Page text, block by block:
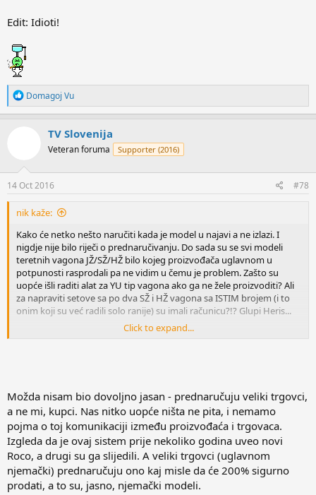
Edit: Idioti!
R
e
a
n
s
Domagoj Vu
TV Slovenija
Veteran foruma Supporter (2016)
14 Oct 2016 #78
nik kaže:
Kako će netko nešto naručiti kada je model u najavi a ne izlazi. I
nigdje nije bilo riječi o prednaručivanju. Do sada su se svi modeli
teretnih vagona JŽ/SŽ/HŽ bilo kojeg proizvođača uglavnom u
potpunosti rasprodali pa ne vidim u čemu je problem. Zašto su
uopće išli raditi alat za YU tip vagona ako ga ne žele proizvoditi? Ali
za napraviti setove sa po dva SŽ i HŽ vagona sa ISTIM brojem (i to
onim koji su već radili solo ranije) su imali računicu?!? Glupi Heris...
Click to expand...
Možda nisam bio dovoljno jasan - prednaručuju veliki trgovci,
a ne mi, kupci. Nas nitko uopće ništa ne pita, i nemamo
pojma o toj komunikaciji između proizvođaća i trgovaca.
Izgleda da je ovaj sistem prije nekoliko godina uveo novi
Roco, a drugi su ga slijedili. A veliki trgovci (uglavnom
njemački) prednaručuju ono kaj misle da će 200% sigurno
prodati, a to su, jasno, njemački modeli.